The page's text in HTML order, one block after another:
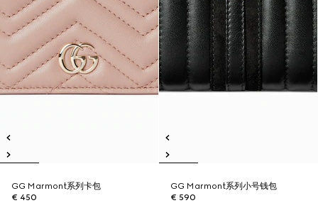
GG Marmont系列卡包
€ 450
GG Marmont系列小号钱包
€ 590